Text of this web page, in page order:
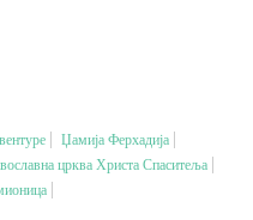
Џамија Ферхадија
црква Христа Спаситеља